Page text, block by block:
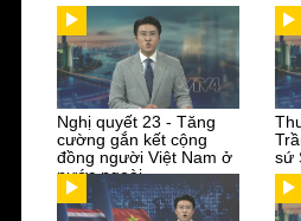
Nghị quyết 23 - Tăng
cường gắn kết cộng
đồng người Việt Nam ở
nước ngoài
sứ